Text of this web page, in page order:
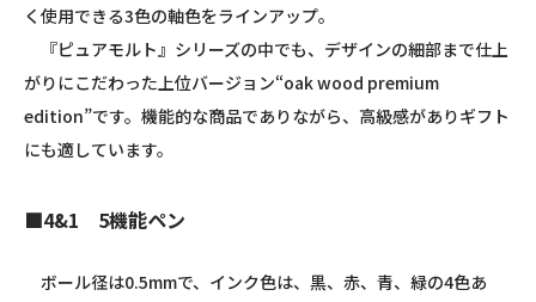
く使用できる3色の軸色をラインアップ。
『ピュアモルト』シリーズの中でも、デザインの細部まで仕上
がりにこだわった上位バージョン“oak wood premium
edition”です。機能的な商品でありながら、高級感がありギフト
にも適しています。
■4&1 5機能ペン
ボール径は0.5mmで、インク色は、黒、赤、青、緑の4色あ